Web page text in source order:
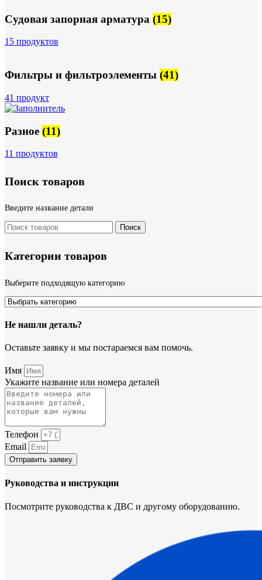
Судовая запорная арматура (15)
15 продуктов
Фильтры и фильтроэлементы (41)
41 продукт
Разное (11)
11 продуктов
Поиск товаров
Введите название детали
Поиск
Категории товаров
Выберите подходящую категорию
Не нашли деталь?
Оставьте заявку и мы постараемся вам помочь.
Имя
Укажите название или номера деталей
Телефон
Email
Отправить заявку
Руководства и инструкции
Посмотрите руководства к ДВС и другому оборудованию.